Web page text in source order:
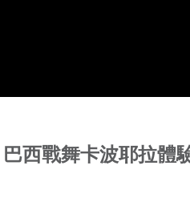
西戰舞卡波耶拉體